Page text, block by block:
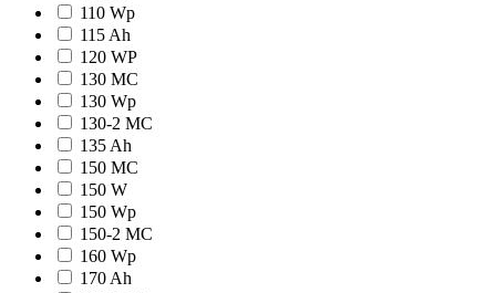
110 Wp
115 Ah
120 WP
130 MC
130 Wp
130-2 MC
135 Ah
150 MC
150 W
150 Wp
150-2 MC
160 Wp
170 Ah